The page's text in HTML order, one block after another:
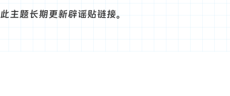
此主题长期更新辟谣贴链接。